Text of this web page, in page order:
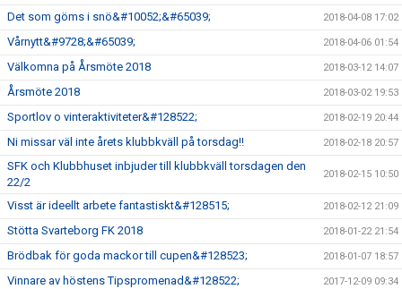
Det som göms i snö&#10052;&#65039; 2018-04-08 17:02
Vårnytt&#9728;&#65039; 2018-04-06 01:54
Välkomna på Årsmöte 2018 2018-03-12 14:07
Årsmöte 2018 2018-03-02 19:53
Sportlov o vinteraktiviteter&#128522; 2018-02-19 20:44
Ni missar väl inte årets klubbkväll på torsdag!! 2018-02-18 20:57
SFK och Klubbhuset inbjuder till klubbkväll torsdagen den
22/2
2018-02-15 10:50
Visst är ideellt arbete fantastiskt&#128515; 2018-02-12 21:09
Stötta Svarteborg FK 2018 2018-01-22 21:54
Brödbak för goda mackor till cupen&#128523; 2018-01-07 18:57
Vinnare av höstens Tipspromenad&#128522; 2017-12-09 09:34